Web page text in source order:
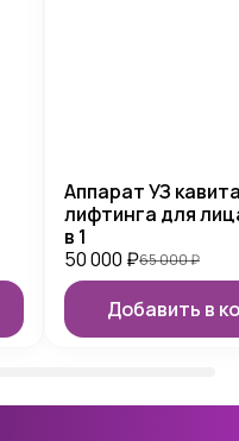
Аппарат УЗ
лифтинга для
в 1
50 000 ₽65 000₽
Добавить в